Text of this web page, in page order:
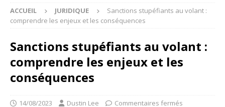
ACCUEIL JURIDIQUE
Sanctions stupéfiants au volant :
comprendre les enjeux et les conséquences
Sanctions stupéfiants au volant :
comprendre les enjeux et les
conséquences
14/08/2023 Dustin Lee Commentaires fermés